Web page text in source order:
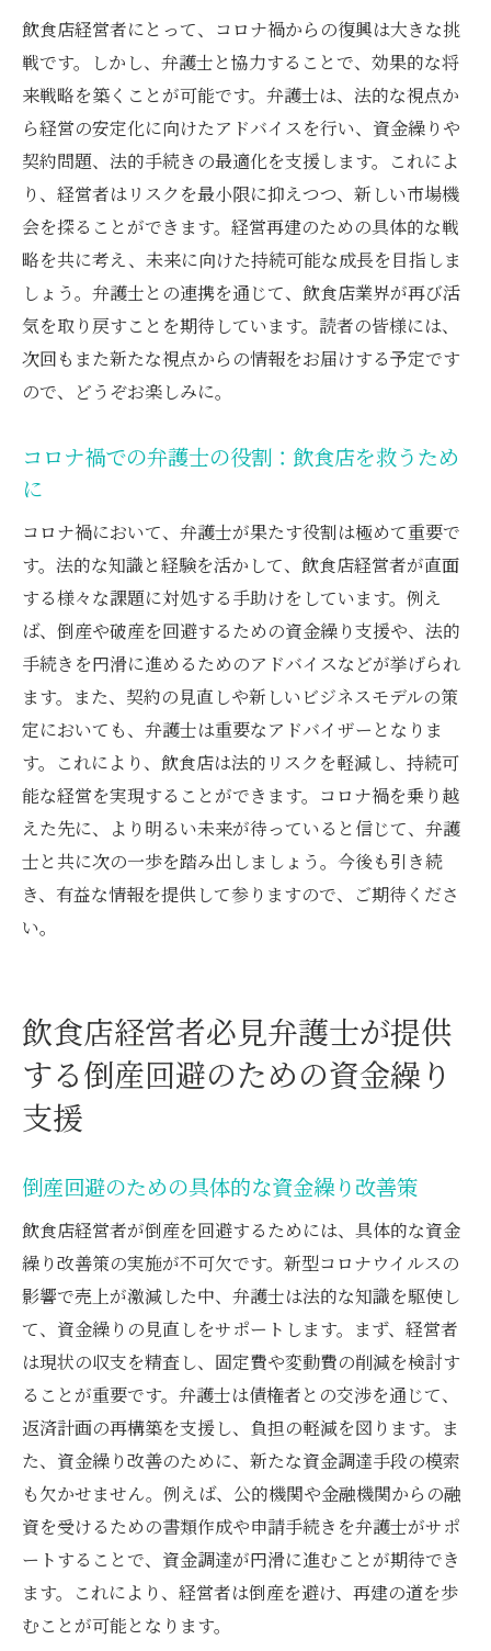
弁護士の支援で新たな道へコロナ禍を乗り越え
る飲食店経営
弁護士と共に考えるコロナ禍からの再起戦
略
飲食店が新たな道を切り開くための法的支
援
弁護士の支援を得た飲食店再建の成功事例
コロナ禍を乗り越えるための弁護士の役割
新たな道を進むために必要な法的知識と準
備
弁護士が導くコロナ禍後の飲食店経営の未
飲食店経営者にとって、コロナ禍からの復興は大きな挑
戦です。しかし、弁護士と協力することで、効果的な将
来戦略を築くことが可能です。弁護士は、法的な視点か
ら経営の安定化に向けたアドバイスを行い、資金繰りや
契約問題、法的手続きの最適化を支援します。これによ
り、経営者はリスクを最小限に抑えつつ、新しい市場機
会を探ることができます。経営再建のための具体的な戦
略を共に考え、未来に向けた持続可能な成長を目指しま
しょう。弁護士との連携を通じて、飲食店業界が再び活
気を取り戻すことを期待しています。読者の皆様には、
次回もまた新たな視点からの情報をお届けする予定です
ので、どうぞお楽しみに。
コロナ禍での弁護士の役割：飲食店を救うため
に
コロナ禍において、弁護士が果たす役割は極めて重要で
す。法的な知識と経験を活かして、飲食店経営者が直面
する様々な課題に対処する手助けをしています。例え
ば、倒産や破産を回避するための資金繰り支援や、法的
手続きを円滑に進めるためのアドバイスなどが挙げられ
ます。また、契約の見直しや新しいビジネスモデルの策
定においても、弁護士は重要なアドバイザーとなりま
す。これにより、飲食店は法的リスクを軽減し、持続可
能な経営を実現することができます。コロナ禍を乗り越
えた先に、より明るい未来が待っていると信じて、弁護
士と共に次の一歩を踏み出しましょう。今後も引き続
き、有益な情報を提供して参りますので、ご期待くださ
い。
飲食店経営者必見弁護士が提供
する倒産回避のための資金繰り
支援
倒産回避のための具体的な資金繰り改善策
飲食店経営者が倒産を回避するためには、具体的な資金
繰り改善策の実施が不可欠です。新型コロナウイルスの
影響で売上が激減した中、弁護士は法的な知識を駆使し
て、資金繰りの見直しをサポートします。まず、経営者
は現状の収支を精査し、固定費や変動費の削減を検討す
ることが重要です。弁護士は債権者との交渉を通じて、
返済計画の再構築を支援し、負担の軽減を図ります。ま
た、資金繰り改善のために、新たな資金調達手段の模索
も欠かせません。例えば、公的機関や金融機関からの融
資を受けるための書類作成や申請手続きを弁護士がサポ
ートすることで、資金調達が円滑に進むことが期待でき
ます。これにより、経営者は倒産を避け、再建の道を歩
むことが可能となります。